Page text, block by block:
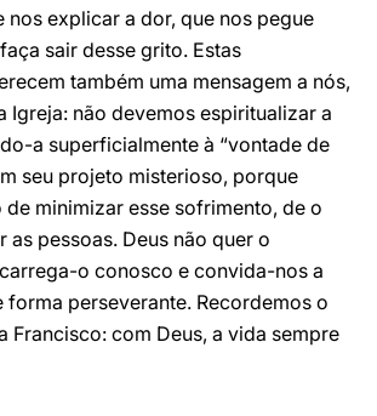
nos explicar a dor, que nos pegue
sair desse grito. Estas
também uma mensagem a nós,
Igreja: não devemos espiritualizar a
a superficialmente à “vontade de
seu projeto misterioso, porque
minimizar esse sofrimento, de o
as pessoas. Deus não quer o
o conosco e convida-nos a
forma perseverante. Recordemos o
Francisco: com Deus, a vida sempre